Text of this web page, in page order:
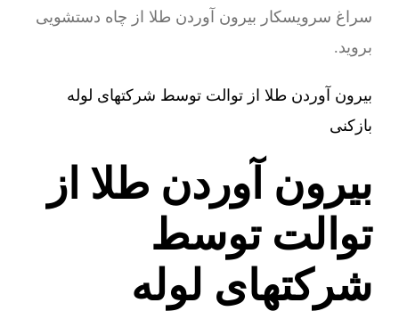
سراغ سرویسکار بیرون آوردن طلا از چاه دستشویی
بروید.
بیرون آوردن طلا از توالت توسط شرکتهای لوله
بازکنی
بیرون آوردن طلا از
توالت توسط
شرکتهای لوله